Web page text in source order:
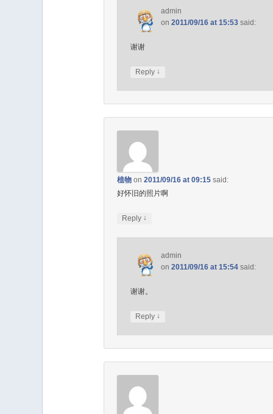
admin
on2011/09/16 at 15:53 said:
谢谢
Reply ↓
植物on 2011/09/16 at 09:15 said:
好怀旧的照片啊
Reply ↓
admin
on2011/09/16 at 15:54 said:
谢谢。
Reply ↓